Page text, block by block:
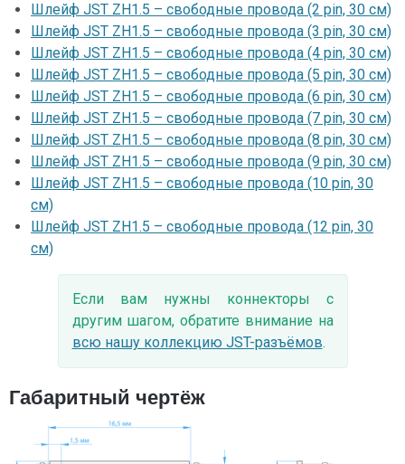
Шлейф JST ZH1.5 – свободные провода (2 pin, 30 см)
Шлейф JST ZH1.5 – свободные провода (3 pin, 30 см)
Шлейф JST ZH1.5 – свободные провода (4 pin, 30 см)
Шлейф JST ZH1.5 – свободные провода (5 pin, 30 см)
Шлейф JST ZH1.5 – свободные провода (6 pin, 30 см)
Шлейф JST ZH1.5 – свободные провода (7 pin, 30 см)
Шлейф JST ZH1.5 – свободные провода (8 pin, 30 см)
Шлейф JST ZH1.5 – свободные провода (9 pin, 30 см)
Шлейф JST ZH1.5 – свободные провода (10 pin, 30
см)
Шлейф JST ZH1.5 – свободные провода (12 pin, 30
см)
Если вам нужны коннекторы с
другим шагом, обратите внимание на
всю нашу коллекцию JST-разъёмов.
Габаритный чертёж